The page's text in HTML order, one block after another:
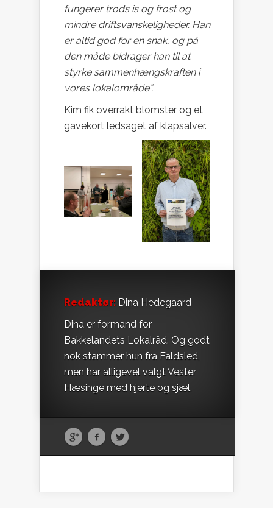
fungerer trods is og frost og
mindre driftsvanskeligheder. Han
er altid god for en snak, og på
den måde bidrager han til at
styrke sammenhængskraften i
vores lokalområde”.
Kim fik overrakt blomster og et
gavekort ledsaget af klapsalver.
Redaktør: Dina Hedegaard
Dina er formand for
Bakkelandets Lokalråd. Og godt
nok stammer hun fra Faldsled,
men har alligevel valgt Vester
Hæsinge med hjerte og sjæl.